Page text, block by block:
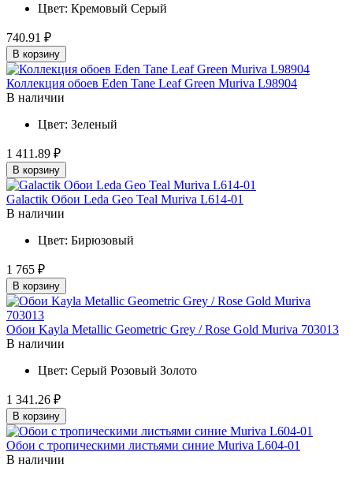
Цвет: Кремовый Серый
740.91 ₽
В корзину
Коллекция обоев Eden Tane Leaf Green Muriva L98904
В наличии
Цвет: Зеленый
1 411.89 ₽
В корзину
Galactik Обои Leda Geo Teal Muriva L614-01
В наличии
Цвет: Бирюзовый
1 765 ₽
В корзину
Обои Kayla Metallic Geometric Grey / Rose Gold Muriva 703013
В наличии
Цвет: Серый Розовый Золото
1 341.26 ₽
В корзину
Обои с тропическими листьями синие Muriva L604-01
В наличии